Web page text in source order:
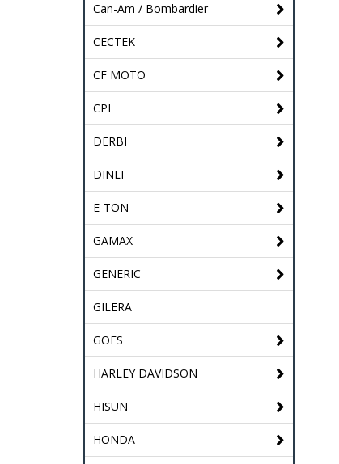
Can-Am / Bombardier
CECTEK
CF MOTO
CPI
DERBI
DINLI
E-TON
GAMAX
GENERIC
GILERA
GOES
HARLEY DAVIDSON
HISUN
HONDA